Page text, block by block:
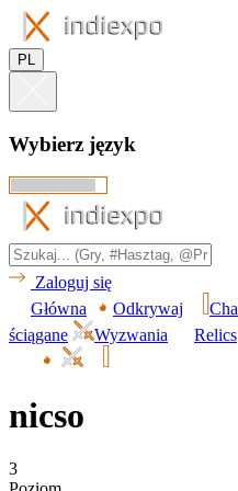
PL
Wybierz język
Zaloguj się
Główna
Odkrywaj
ściągane
Wyzwania Relics
nicso
3